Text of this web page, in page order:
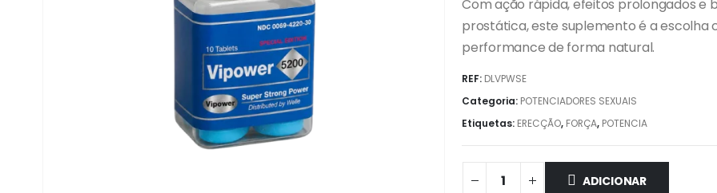
Com ação rápida, efeitos prolongados e
prostática, este suplemento é a
performance de forma natural.
REF: DLVPWSE
Categoria: POTENCIADORES SEXUAIS
Etiquetas: ERECÇÃO, FORÇA, POTENCIA
ADICIONAR